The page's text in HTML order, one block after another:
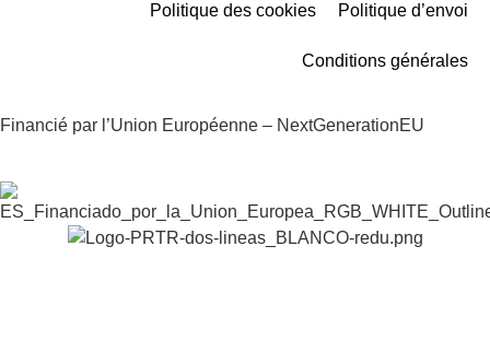
Politique des cookies Politique d’envoi
Conditions générales
Financié par l’Union Européenne – NextGenerationEU